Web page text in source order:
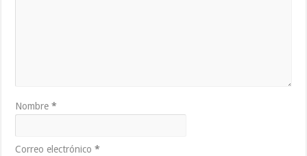
Nombre*
Correo electrónico*